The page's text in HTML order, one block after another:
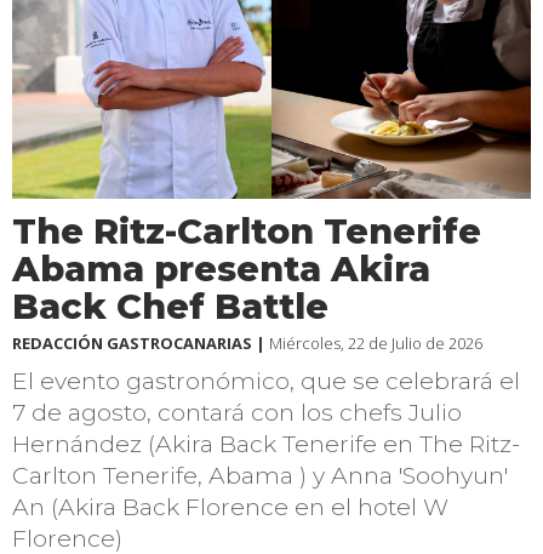
The Ritz-Carlton Tenerife
Abama presenta Akira
Back Chef Battle
REDACCIÓN GASTROCANARIAS | Miércoles, 22 de Julio de 2026
El evento gastronómico, que se celebrará el
7 de agosto, contará con los chefs Julio
Hernández (Akira Back Tenerife en The Ritz-
Carlton Tenerife, Abama ) y Anna 'Soohyun'
An (Akira Back Florence en el hotel W
Florence)